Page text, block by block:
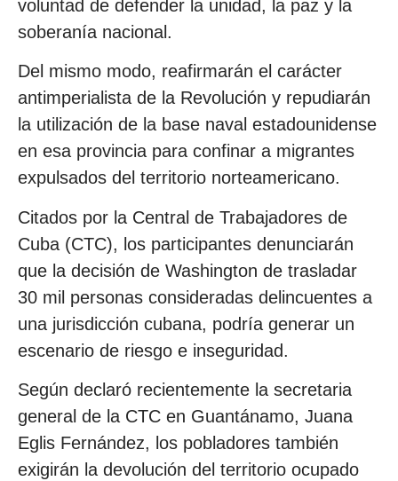
voluntad de defender la unidad, la paz y la
soberanía nacional.
Del mismo modo, reafirmarán el carácter
antimperialista de la Revolución y repudiarán
la utilización de la base naval estadounidense
en esa provincia para confinar a migrantes
expulsados del territorio norteamericano.
Citados por la Central de Trabajadores de
Cuba (CTC), los participantes denunciarán
que la decisión de Washington de trasladar
30 mil personas consideradas delincuentes a
una jurisdicción cubana, podría generar un
escenario de riesgo e inseguridad.
Según declaró recientemente la secretaria
general de la CTC en Guantánamo, Juana
Eglis Fernández, los pobladores también
exigirán la devolución del territorio ocupado